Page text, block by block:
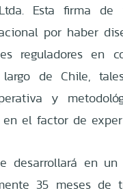
Esta firma
por haber
reguladores en
de Chile,
y
en el factor de
desarrollará en
35 meses